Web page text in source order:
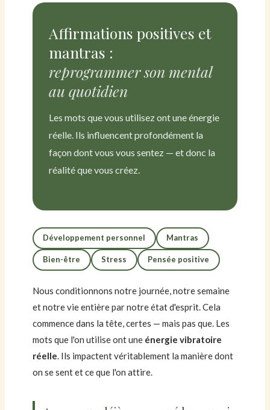
Affirmations positives et
mantras :
reprogrammer son mental
au quotidien
Les mots que vous utilisez ont une énergie
réelle. Ils influencent profondément la
façon dont vous vous sentez — et donc la
réalité que vous créez.
Développement personnel Mantras
Bien-être Stress Pensée positive
Nous conditionnons notre journée, notre semaine
et notre vie entière par notre état d'esprit. Cela
commence dans la tête, certes — mais pas que. Les
mots que l'on utilise ont une énergie vibratoire
réelle. Ils impactent véritablement la manière dont
on se sent et ce que l'on attire.